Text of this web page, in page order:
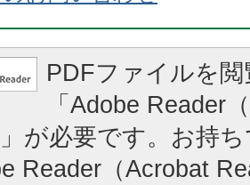
PDFファイルを
「Adobe Reader
が必要です。お持
Reader（Acrobat